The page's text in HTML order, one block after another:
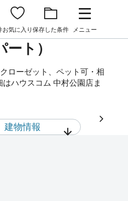
お気に入り 保存した条件 メニュー
ト）
ローゼット、ペット可・相
ハウスコム 中村公園店ま
建物情報